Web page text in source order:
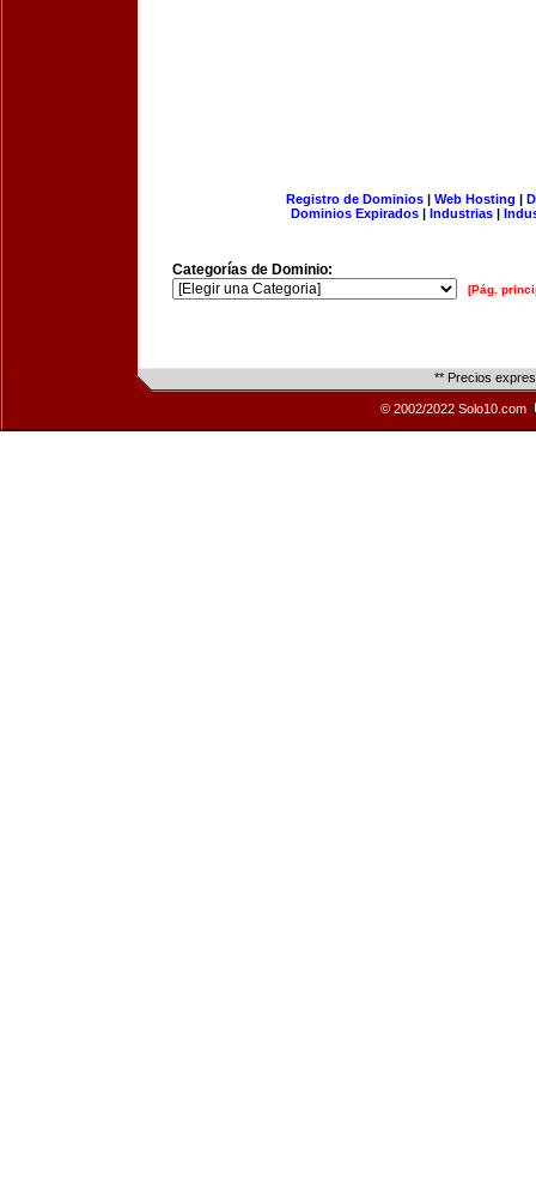
Registro de Dominios| Web Hosting |
Dominios Expirados | Industrias |
Categorías de Dominio:
[Pág.
** Precios
© 2002/2022 Solo10.com